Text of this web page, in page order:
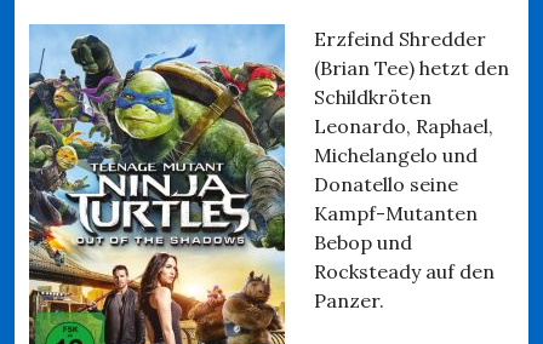
Erzfeind Shredder
(Brian Tee) hetzt den
Schildkröten
Leonardo, Raphael,
Michelangelo und
Donatello seine
Kampf-Mutanten
Bebop und
Rocksteady auf den
Panzer.